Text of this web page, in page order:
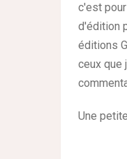
c'est
d'édition
éditions
ceux que
Une